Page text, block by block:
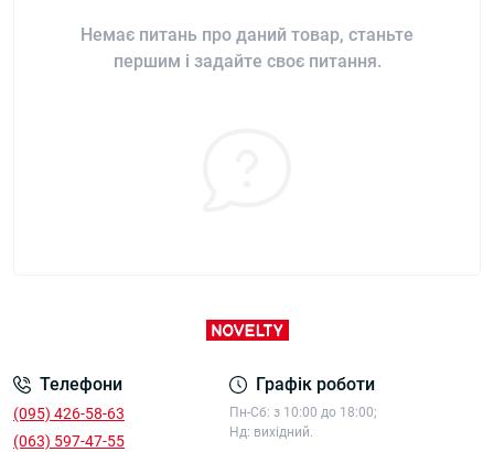
Немає питань про даний товар, станьте
першим і задайте своє питання.
Телефони
‎‎(095) 426-58-63
(063) 597-47-55
Графік роботи
Пн-Сб: з 10:00 до 18:00;
Нд: вихідний.